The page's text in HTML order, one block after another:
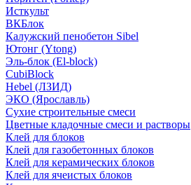
Исткульт
ВКБлок
Калужский пенобетон Sibel
Ютонг (Ytong)
Эль-блок (El-block)
CubiBlock
Hebel (ЛЗИД)
ЭКО (Ярославль)
Сухие строительные смеси
Цветные кладочные смеси и растворы
Клей для блоков
Клей для газобетонных блоков
Клей для керамических блоков
Клей для ячеистых блоков